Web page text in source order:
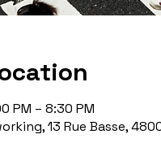
PM – 8:30 PM
13 Rue Basse,